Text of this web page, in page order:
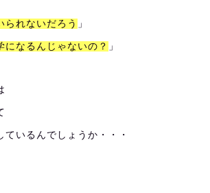
られないだろう 」
になるんじゃないの？ 」
ているんでしょうか・・・